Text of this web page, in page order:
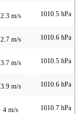
2.3 m/s 1010.5 hPa
2.7 m/s 1010.6 hPa
3.7 m/s 1010.5 hPa
3.9 m/s 1010.6 hPa
4 m/s 1010.7 hPa